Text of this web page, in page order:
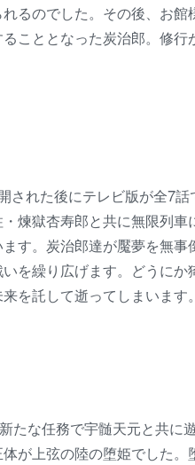
るのでした。その後、お
こととなった炭治郎。修
された後にテレビ版が全7
煉獄杏寿郎と共に無限列
す。炭治郎達が魘夢を無
を繰り広げます。どうに
を託して逝ってしまいます。
たな任務で宇髄天元と共に
が上弦の陸の堕姫でした